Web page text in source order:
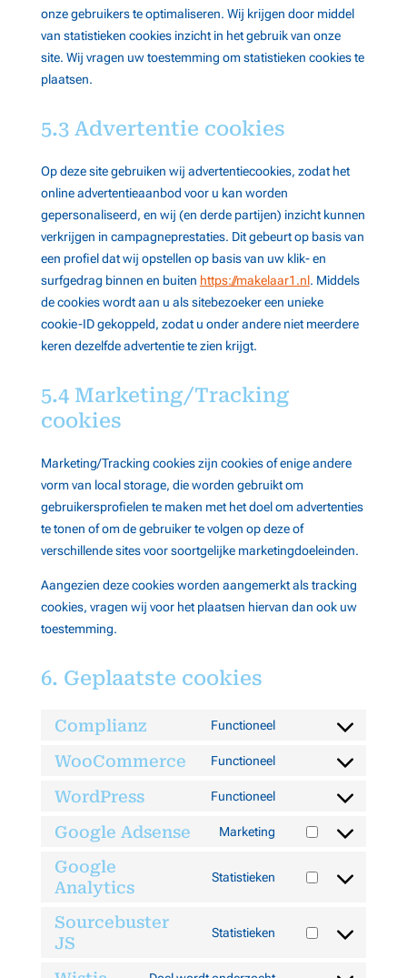
onze gebruikers te optimaliseren. Wij krijgen door middel
van statistieken cookies inzicht in het gebruik van onze
site. Wij vragen uw toestemming om statistieken cookies te
plaatsen.
5.3 Advertentie cookies
Op deze site gebruiken wij advertentiecookies, zodat het
online advertentieaanbod voor u kan worden
gepersonaliseerd, en wij (en derde partijen) inzicht kunnen
verkrijgen in campagneprestaties. Dit gebeurt op basis van
een profiel dat wij opstellen op basis van uw klik- en
surfgedrag binnen en buiten https://makelaar1.nl. Middels
de cookies wordt aan u als sitebezoeker een unieke
cookie-ID gekoppeld, zodat u onder andere niet meerdere
keren dezelfde advertentie te zien krijgt.
5.4 Marketing/Tracking
cookies
Marketing/Tracking cookies zijn cookies of enige andere
vorm van local storage, die worden gebruikt om
gebruikersprofielen te maken met het doel om advertenties
te tonen of om de gebruiker te volgen op deze of
verschillende sites voor soortgelijke marketingdoeleinden.
Aangezien deze cookies worden aangemerkt als tracking
cookies, vragen wij voor het plaatsen hiervan dan ook uw
toestemming.
6. Geplaatste cookies
Complianz Functioneel
complianz
WooCommerce Functioneel
woocommerce
WordPress Functioneel
wordpress
Google Adsense Marketing
Consent
service
adsense
Google
Analytics
Statistieken
Consent
service
analytics
Sourcebuster
JS
Statistieken
Consent